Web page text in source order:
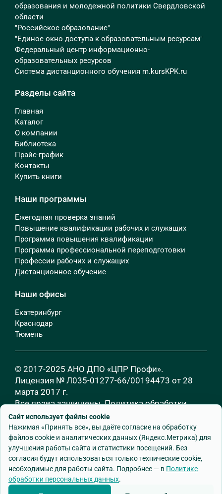
образования и молодежной политики Свердловской
области
"Российское образование"
"Единое окно доступа к образовательным ресурсам"
Федеральный центр информационно-
образовательных ресурсов
Система дистанционного обучения m.kursKPK.ru
Разделы сайта
Главная
Каталог
О компании
Библиотека
Прайс-график
Контакты
Купить книги
Наши программы
Ежегодная проверка знаний
Повышение квалификации рабочих и служащих
Программа повышения квалификации
Программа профессиональной переподготовки
Профессии рабочих и служащих
Дистанционное обучение
Наши офисы
Екатеринбург
Краснодар
Тюмень
© 2017-2025 АНО ДПО «ЦПР Профи».
Лицензия № Л035-01277-66/00194473 от 28
марта 2017 г.
Все права защищены.Политика обработки
персональных данных
Сайт использует файлы cookie
Нажимая «Принять все», вы даёте согласие на обработку
файлов cookie и аналитических данных (Яндекс.Метрика) для
улучшения работы сайта и статистики посещений. Без
согласия будут использоваться только технические cookie,
необходимые для работы сайта. Подробнее — в Политике
обработки персональных данных.